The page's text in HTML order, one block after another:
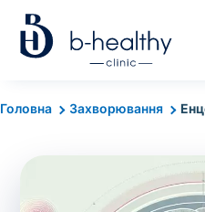
Головна Захворювання
Аналізи
Вартість забору
Вартість забору